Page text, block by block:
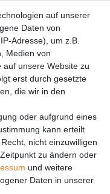
auf unserer
Daten von
Adresse), um z.B.
Medien von
unsere Website zu
erst durch gesetzte
die wir in den
oder aufgrund eines
kann erteilt
nicht einzuwilligen
zu ändern oder
und weitere
Daten in unserer